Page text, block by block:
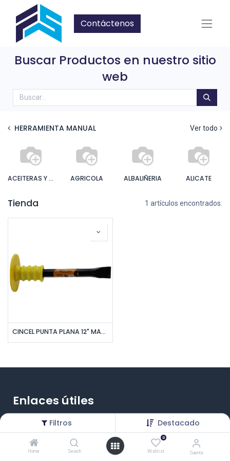
Filtros Destacado
Home Search
0
Wishlist Cuenta
Contáctenos
Buscar Productos en nuestro sitio
web
HERRAMIENTA MANUAL Ver todo
ACEITERAS Y ENGRASADORA AGRICOLA ALBALIÑERIA ALICATE
Tienda 1 artículos encontrados.
CINCEL PUNTA PLANA 12" MANGO PROTECTOR UNID BRICKELL
Enlaces útiles
Productos